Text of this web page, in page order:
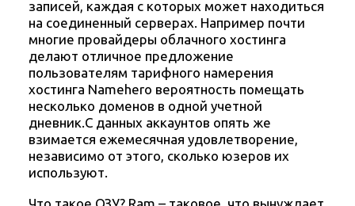
записей, каждая с которых может находиться
на соединенный серверах. Например почти
многие провайдеры облачного хостинга
делают отличное предложение
пользователям тарифного намерения
хостинга Namehero вероятность помещать
несколько доменов в одной учетной
дневник.С данных аккаунтов опять же
взимается ежемесячная удовлетворение,
независимо от этого, сколько юзеров их
используют.